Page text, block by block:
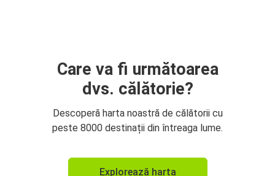
Care va fi următoarea
dvs. călătorie?
Descoperă harta noastră de călătorii cu
peste 8000 destinații din întreaga lume.
Explorează harta